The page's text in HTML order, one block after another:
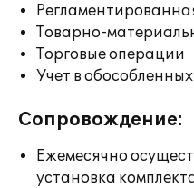
Товарно-
Торговые операции
Учет в
Сопровождение:
Ежемесячно
установка